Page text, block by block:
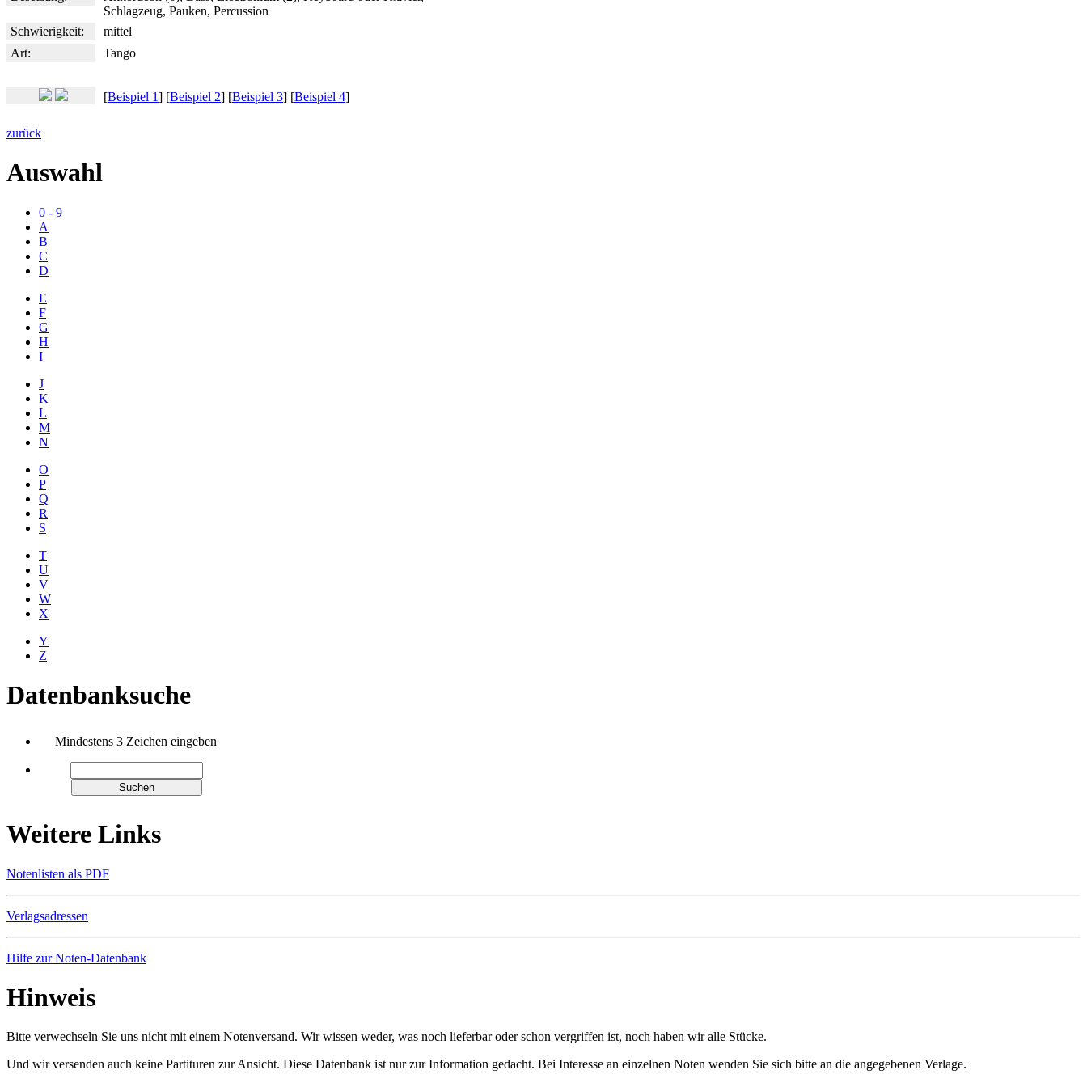
Schlagzeug, Pauken, Percussion
Schwierigkeit:
mittel
Art:
Tango
[Beispiel 1] [Beispiel 2] [Beispiel 3] [Beispiel 4]
zurück
Auswahl
0 - 9
A
B
C
D
E
F
G
H
I
J
K
L
M
N
O
P
Q
R
S
T
U
V
W
X
Y
Z
Datenbanksuche
Mindestens 3 Zeichen eingeben
Weitere Links
Notenlisten als PDF
Verlagsadressen
Hilfe zur Noten-Datenbank
Hinweis
Bitte verwechseln Sie uns nicht mit einem Notenversand. Wir wissen weder, was noch lieferbar oder schon vergriffen ist, noch haben wir alle Stücke.
Und wir versenden auch keine Partituren zur Ansicht. Diese Datenbank ist nur zur Information gedacht. Bei Interesse an einzelnen Noten wenden Sie sich bitte an die angegebenen Verlage.